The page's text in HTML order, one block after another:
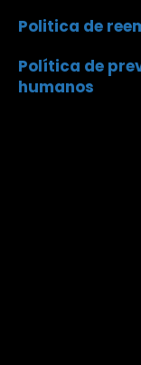
Politica de
Política de
humanos